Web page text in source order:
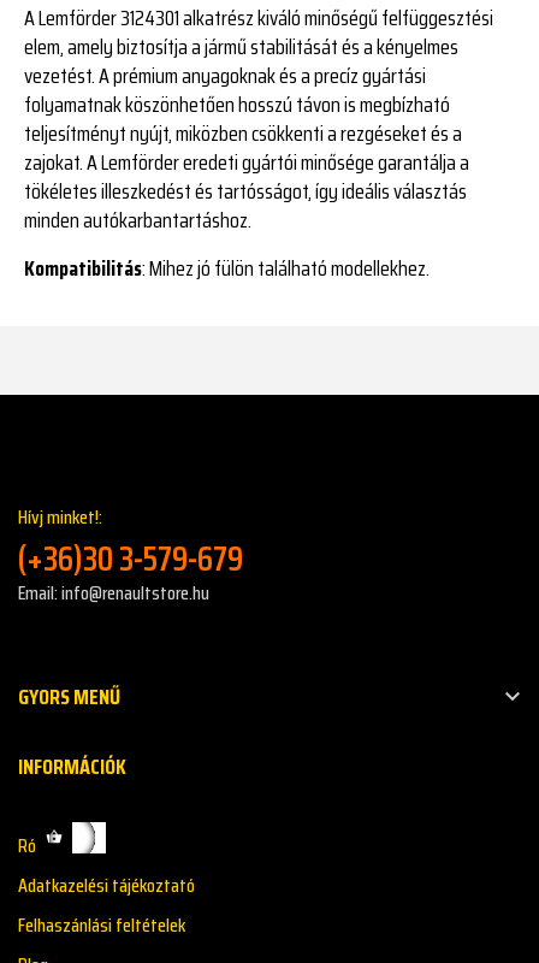
A Lemförder 3124301 alkatrész kiváló minőségű felfüggesztési
elem, amely biztosítja a jármű stabilitását és a kényelmes
vezetést. A prémium anyagoknak és a precíz gyártási
folyamatnak köszönhetően hosszú távon is megbízható
teljesítményt nyújt, miközben csökkenti a rezgéseket és a
zajokat. A Lemförder eredeti gyártói minősége garantálja a
tökéletes illeszkedést és tartósságot, így ideális választás
minden autókarbantartáshoz.
Kompatibilitás: Mihez jó fülön található modellekhez.
Hívj minket!:
(+36)30 3-579-679
Email: info@renaultstore.hu
GYORS MENŰ 
INFORMÁCIÓK
Rólunk
Adatkazelési tájékoztató
Felhaszánlási feltételek